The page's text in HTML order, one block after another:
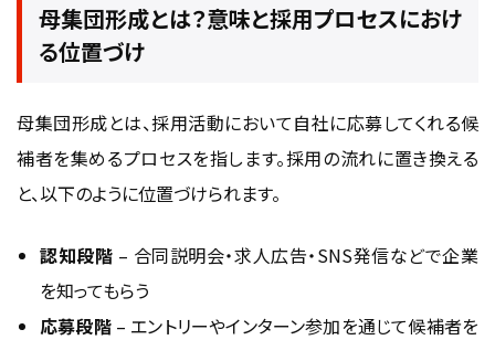
母集団形成とは？意味と採用プロセスにおけ
る位置づけ
母集団形成とは、採用活動において自社に応募してくれる候
補者を集めるプロセスを指します。採用の流れに置き換える
と、以下のように位置づけられます。
認知段階 – 合同説明会・求人広告・SNS発信などで企業
を知ってもらう
応募段階– エントリーやインターン参加を通じて候補者を